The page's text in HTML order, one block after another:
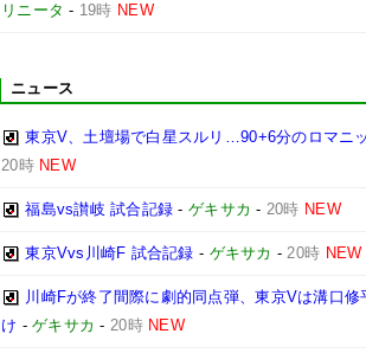
リニータ - 19時 NEW
ニュース
東京V、土壇場で白星スルリ…90+6分のロマニ
20時 NEW
福島vs讃岐 試合記録 -ゲキサカ - 20時 NEW
東京Vvs川崎F 試合記録 - ゲキサカ -20時 NEW
川崎Fが終了間際に劇的同点弾、東京Vは溝口
け -ゲキサカ - 20時 NEW